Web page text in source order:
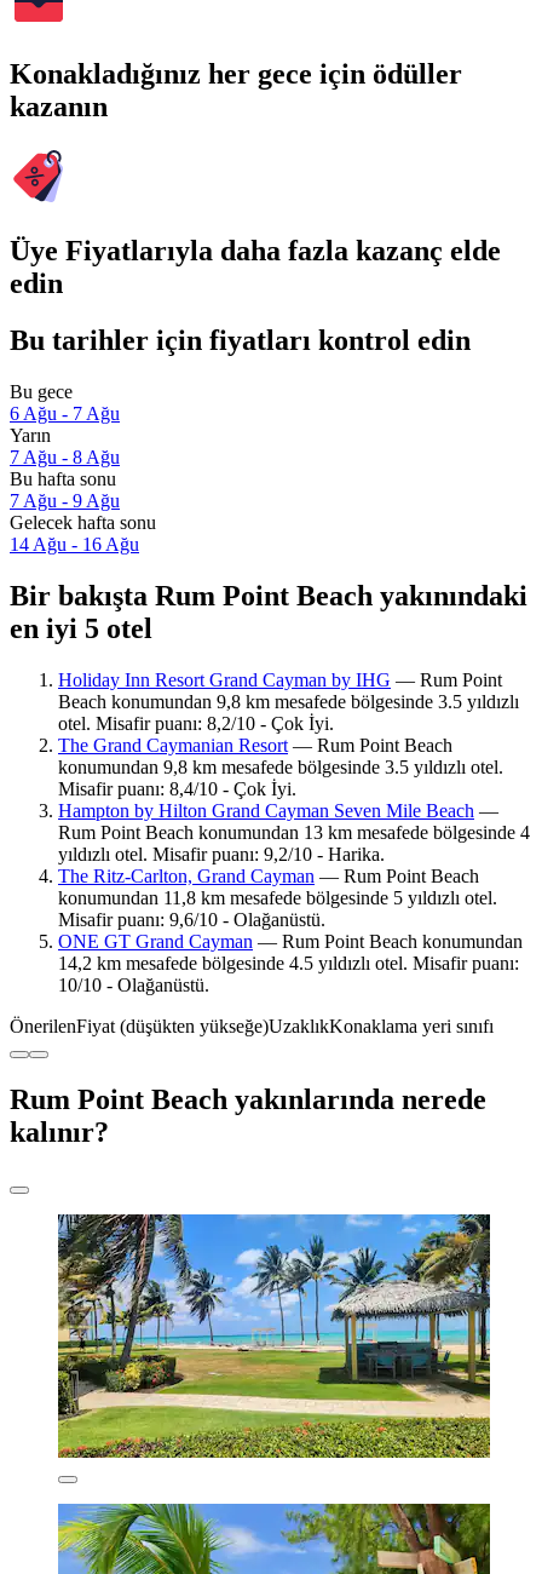
Konakladığınız her gece için ödüller
kazanın
Üye Fiyatlarıyla daha fazla kazanç elde
edin
Bu tarihler için fiyatları kontrol edin
Bu gece
6 Ağu - 7 Ağu
Yarın
7 Ağu - 8 Ağu
Bu hafta sonu
7 Ağu - 9 Ağu
Gelecek hafta sonu
14 Ağu - 16 Ağu
Bir bakışta Rum Point Beach yakınındaki
en iyi 5 otel
Holiday Inn Resort Grand Cayman by IHG — Rum Point
Beach konumundan 9,8 km mesafede bölgesinde 3.5 yıldızlı
otel. Misafir puanı: 8,2/10 - Çok İyi.
The Grand Caymanian Resort — Rum Point Beach
konumundan 9,8 km mesafede bölgesinde 3.5 yıldızlı otel.
Misafir puanı: 8,4/10 - Çok İyi.
Hampton by Hilton Grand Cayman Seven Mile Beach —
Rum Point Beach konumundan 13 km mesafede bölgesinde 4
yıldızlı otel. Misafir puanı: 9,2/10 - Harika.
The Ritz-Carlton, Grand Cayman — Rum Point Beach
konumundan 11,8 km mesafede bölgesinde 5 yıldızlı otel.
Misafir puanı: 9,6/10 - Olağanüstü.
ONE GT Grand Cayman — Rum Point Beach konumundan
14,2 km mesafede bölgesinde 4.5 yıldızlı otel. Misafir puanı:
10/10 - Olağanüstü.
ÖnerilenFiyat (düşükten yükseğe)UzaklıkKonaklama yeri sınıfı
Rum Point Beach yakınlarında nerede
kalınır?